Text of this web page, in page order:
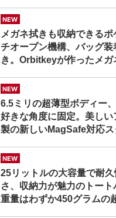
メガネ拭きも収納できる
チオープン機構、バッグ
き。Orbitkeyが作ったメガ
6.5ミリの超薄型ボディー
好きな角度に固定。美し
製の新しいMagSafe対応ス
25リットルの大容量で耐
さ、収納力が魅力のトー
重量はわずか450グラムの